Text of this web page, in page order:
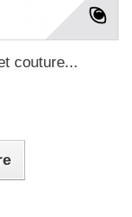
couture...